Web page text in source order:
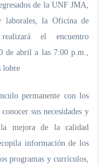
de la UNF JMA,
laborales, la Oficina de
el encuentro
de abril a las 7:00 p.m.,
lobre
permanente con los
sus necesidades y
mejora de la calidad
información de los
programas y currículos,